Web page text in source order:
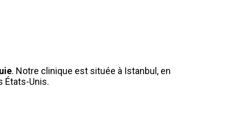
. Notre clinique est située à Istanbul, en
États-Unis.